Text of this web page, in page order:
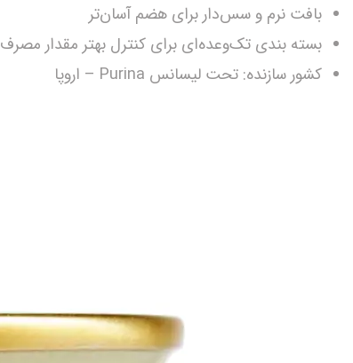
بافت نرم و سس‌دار برای هضم آسان‌تر
بسته‌ بندی تک‌وعده‌ای برای کنترل بهتر مقدار مصرف
کشور سازنده: تحت لیسانس Purina – اروپا